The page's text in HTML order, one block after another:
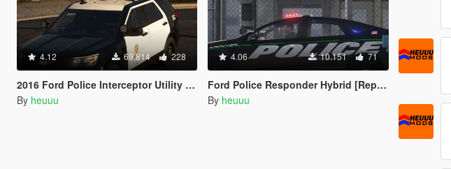
4.12 69.814 228
2016 Ford Police Interceptor Utility LSPD/LAPD [ELS]
By heuuu
4.06 10.151 71
Ford Police Responder Hybrid [Replace | ELS]
By heuuu